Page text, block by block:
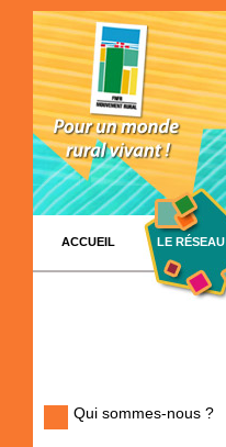
ACCUEIL LE RÉSEAU
Qui sommes-nous ?